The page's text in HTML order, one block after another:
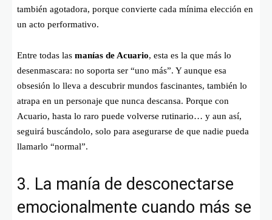
también agotadora, porque convierte cada mínima elección en
un acto performativo.
Entre todas las manías de Acuario, esta es la que más lo
desenmascara: no soporta ser “uno más”. Y aunque esa
obsesión lo lleva a descubrir mundos fascinantes, también lo
atrapa en un personaje que nunca descansa. Porque con
Acuario, hasta lo raro puede volverse rutinario… y aun así,
seguirá buscándolo, solo para asegurarse de que nadie pueda
llamarlo “normal”.
3. La manía de desconectarse
emocionalmente cuando más se